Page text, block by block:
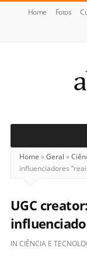
Home Fotos
Notícias
Home »Geral »
influenciadores
UGC
IN CIÊNCIA E